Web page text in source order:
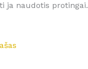
ja naudotis protingai.